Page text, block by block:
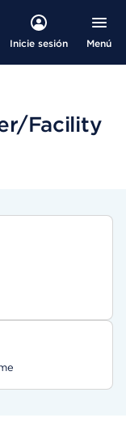
Inicie sesión Menú
Facility